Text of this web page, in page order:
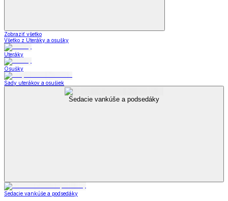
Zobraziť všetko
Všetko z Uteráky a osušky
Uteráky
Osušky
Sady uterákov a osušiek
Sedacie vankúše a podsedáky
Sedacie vankúše a podsedáky